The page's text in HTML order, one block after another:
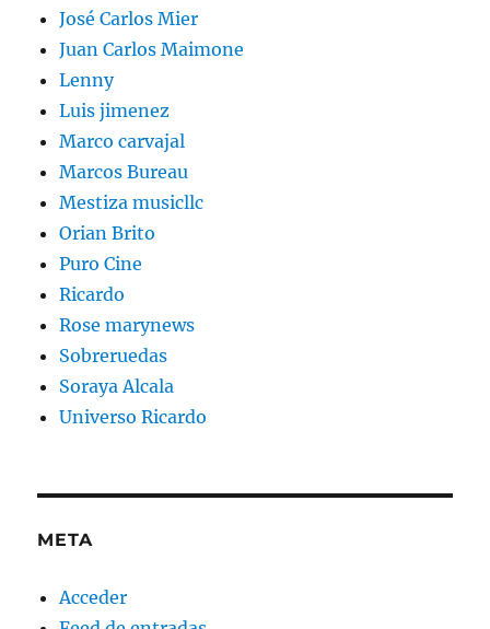
José Carlos Mier
Juan Carlos Maimone
Lenny
Luis jimenez
Marco carvajal
Marcos Bureau
Mestiza musicllc
Orian Brito
Puro Cine
Ricardo
Rose marynews
Sobreruedas
Soraya Alcala
Universo Ricardo
META
Acceder